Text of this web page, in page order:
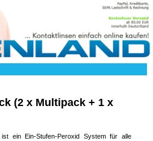
(2 x Multipack + 1 x
ein Ein-Stufen-Peroxid System für alle